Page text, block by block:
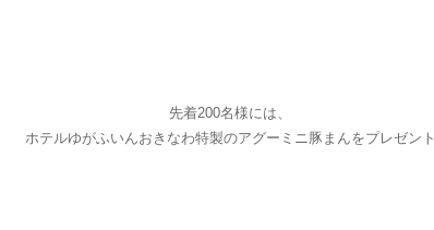
先着200名様には、
ホテルゆがふいんおきなわ特製のアグーミニ豚まんをプレゼント